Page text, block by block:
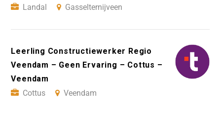
Landal
Gasselternijveen
Leerling Constructiewerker Regio
Veendam – Geen Ervaring – Cottus –
Veendam
Cottus
Veendam